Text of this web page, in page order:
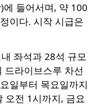
들어서며, 약 100
이다. 시작 시급은
좌석과 28석 규모
드라이브스루 차선
일부터 목요일까지
오전 1시까지, 금요